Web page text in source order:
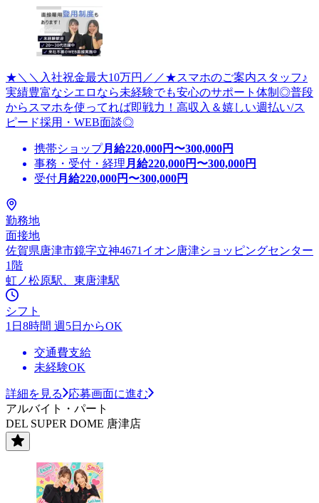
★＼＼入社祝金最大10万円／／★スマホのご案内スタッフ♪
実績豊富なシエロなら未経験でも安心のサポート体制◎普段
からスマホを使ってれば即戦力！高収入＆嬉しい週払い/ス
ピード採用・WEB面談◎
携帯ショップ月給220,000円〜300,000円
事務・受付・経理 月給220,000円〜300,000円
受付月給220,000円〜300,000円
勤務地
面接地
佐賀県唐津市鏡字立神4671イオン唐津ショッピングセンター
1階
虹ノ松原駅、東唐津駅
シフト
1日8時間 週5日からOK
交通費支給
未経験OK
詳細を見る
応募画面に進む
アルバイト・パート
DEL SUPER DOME 唐津店